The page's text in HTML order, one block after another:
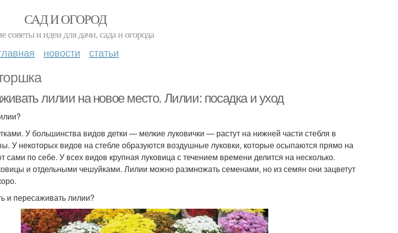
САД И ОГОРОД
советы и идеи для дачи, сада и огорода
новости статьи
лилии на новое место. Лилии: посадка и уход
У большинства видов детки — мелкие луковички — растут на нижней части стебля в
У некоторых видов на стебле образуются воздушные луковки, которые осыпаются прямо на
сами по себе. У всех видов крупная луковица с течением времени делится на несколько.
и отдельными чешуйками. Лилии можно размножать семенами, но из семян они зацветут
и пересаживать лилии?